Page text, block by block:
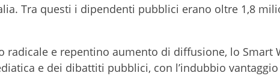
Tra questi i dipendenti pubblici erano oltre 1,8
radicale e repentino aumento di diffusione, lo Smart
e dei dibattiti pubblici, con l’indubbio